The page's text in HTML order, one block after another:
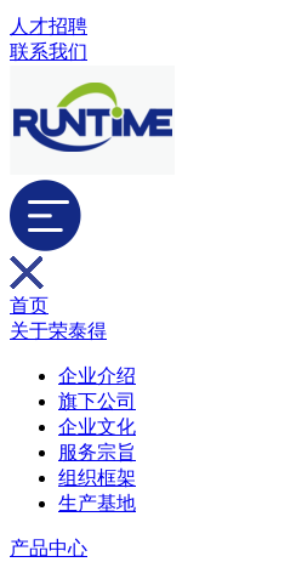
人才招聘
联系我们
首页
关于荣泰得
企业介绍
旗下公司
企业文化
服务宗旨
组织框架
生产基地
产品中心